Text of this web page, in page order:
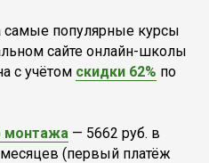
популярные курсы
сайте онлайн-школы
с учётом скидки 62% по
монтажа — 5662 руб. в
(первый платёж